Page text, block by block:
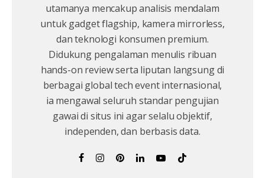
utamanya mencakup analisis mendalam
untuk gadget flagship, kamera mirrorless,
dan teknologi konsumen premium.
Didukung pengalaman menulis ribuan
hands-on review serta liputan langsung di
berbagai global tech event internasional,
ia mengawal seluruh standar pengujian
gawai di situs ini agar selalu objektif,
independen, dan berbasis data.